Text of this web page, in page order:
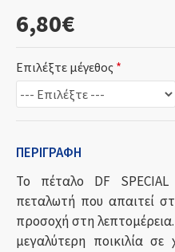
6,80€
Επιλέξτε μέγεθος
ΠΕΡΙΓΡΑΦΉ
Το πέταλο DF
πεταλωτή που απαιτεί
προσοχή στη
μεγαλύτερη ποικιλία